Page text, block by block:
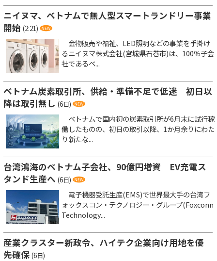
ニイヌマ、ベトナムで無人型スマートランドリー事業
開始 (2:21)
金物販売や福祉、LED照明などの事業を手掛け
るニイヌマ株式会社(宮城県石巻市)は、100％子会
社であるベ...
ベトナム炭素取引所、供給・準備不足で低迷 初日以
降は取引無し (6日)
ベトナムで国内初の炭素取引所が6月末に試行稼
働したものの、初日の取引以降、1か月余りにわた
り新たな...
台湾鴻海のベトナム子会社、90億円増資 EV充電ス
タンド生産へ (6日)
電子機器受託生産(EMS)で世界最大手の台湾フ
ォックスコン・テクノロジー・グループ(Foxconn
Technology...
産業クラスター新政令、ハイテク企業向け用地を優
先確保 (6日)